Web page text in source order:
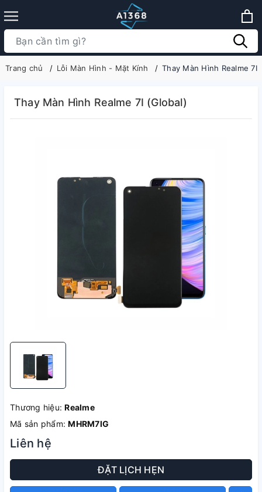
Trang chủ Lỗi Màn Hình - Mặt Kính Thay Màn Hình Realme 7I
Thay Màn Hình Realme 7I (Global)
Thương hiệu:Realme
Mã sản phẩm:MHRM7IG
Liên hệ
ĐẶT LỊCH HẸN